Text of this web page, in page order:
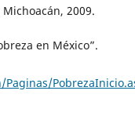
2009.
en México”.